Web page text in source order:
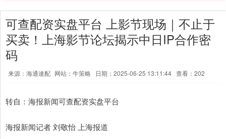
可查配资实盘平台 上影节现场｜不止于
买卖！上海影节论坛揭示中日IP合作密
码
来源：海通速配 网站：牛策略 日期：2025-06-25 13:11:44 查看：202
转自：海报新闻可查配资实盘平台
海报新闻记者 刘敬怡 上海报道